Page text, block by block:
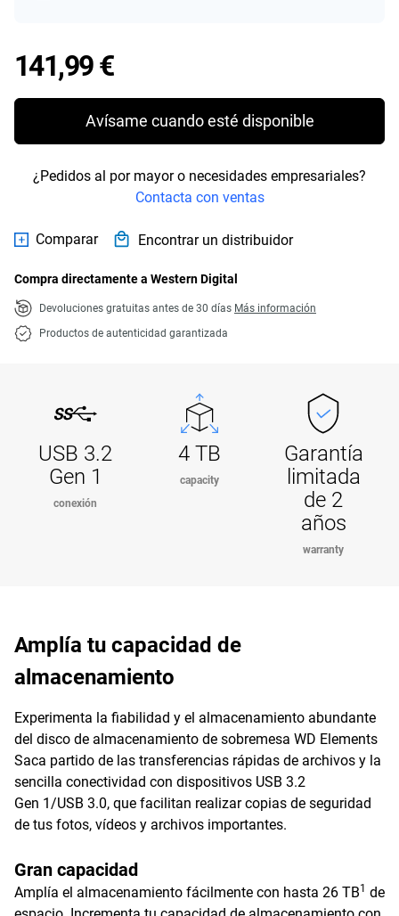
141,99 €Price 141,99 €
Avísame cuando esté disponible
¿Pedidos al por mayor o necesidades empresariales?
Contacta con ventas
Comparar Encontrar un distribuidor
Compra directamente a Western Digital
Devoluciones gratuitas antes de 30 días Más información
Productos de autenticidad garantizada
USB 3.2
Gen 1
conexión
4 TB
capacity
Garantía
limitada
de 2
años
warranty
Amplía tu capacidad de
almacenamiento
Experimenta la fiabilidad y el almacenamiento abundante
del disco de almacenamiento de sobremesa WD Elements
Saca partido de las transferencias rápidas de archivos y la
sencilla conectividad con dispositivos USB 3.2
Gen 1/USB 3.0, que facilitan realizar copias de seguridad
de tus fotos, vídeos y archivos importantes.
Gran capacidad
Amplía el almacenamiento fácilmente con hasta 26 TB1 de